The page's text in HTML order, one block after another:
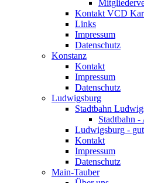
Kontakt VCD
Links
Impressum
Datenschutz
Konstanz
Kontakt
Impressum
Datenschutz
Ludwigsburg
Stadtbahn
Stadtbahn
Ludwigsburg -
Kontakt
Impressum
Datenschutz
Main-Tauber